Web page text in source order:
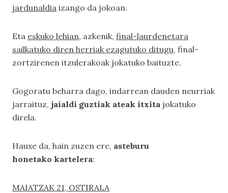
jardunaldia izango da jokoan.
Eta eskuko lehian, azkenik, final-laurdenetara
sailkatuko diren herriak ezagutuko ditugu, final-
zortzirenen itzulerakoak jokatuko baituzte.
Gogoratu beharra dago, indarrean dauden neurriak
jarraituz, jaialdi guztiak ateak itxita jokatuko
direla.
Hauxe da, hain zuzen ere, asteburu
honetako kartelera:
MAIATZAK 21, OSTIRALA